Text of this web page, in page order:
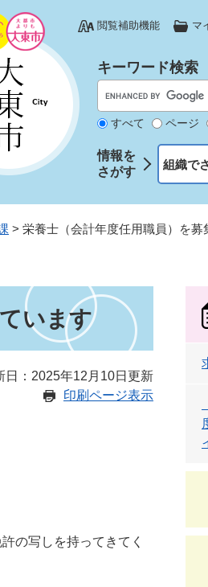
閲覧補助機能 マ
キーワード検索
すべて ページ
情報を
さがす
組織で
> 栄養士（会計年度任用職員）を募
います
日：2025年12月10日更新
印刷ページ表示
の写しを持ってきてく